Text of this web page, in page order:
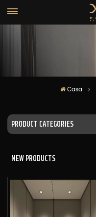
Casa
PRODUCT CATEGORIES
NEW PRODUCTS